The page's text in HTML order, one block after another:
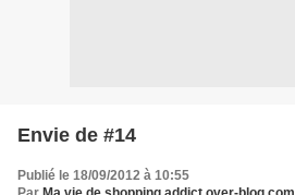
Envie de #14
Publié le 18/09/2012 à 10:55